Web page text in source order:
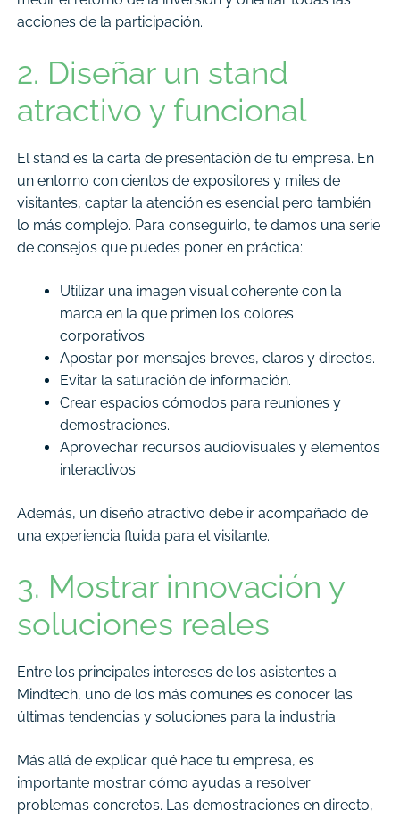
acciones de la participación.
2. Diseñar un stand
atractivo y funcional
El stand es la carta de presentación de tu empresa. En
un entorno con cientos de expositores y miles de
visitantes, captar la atención es esencial pero también
lo más complejo. Para conseguirlo, te damos una serie
de consejos que puedes poner en práctica:
Utilizar una imagen visual coherente con la
marca en la que primen los colores
corporativos.
Apostar por mensajes breves, claros y directos.
Evitar la saturación de información.
Crear espacios cómodos para reuniones y
demostraciones.
Aprovechar recursos audiovisuales y elementos
interactivos.
Además, un diseño atractivo debe ir acompañado de
una experiencia fluida para el visitante.
3. Mostrar innovación y
soluciones reales
Entre los principales intereses de los asistentes a
Mindtech, uno de los más comunes es conocer las
últimas tendencias y soluciones para la industria.
Más allá de explicar qué hace tu empresa, es
importante mostrar cómo ayudas a resolver
problemas concretos. Las demostraciones en directo,